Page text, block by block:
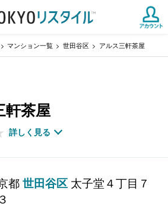
マンション一覧 世田谷区 アルス三軒茶屋
軒茶屋
詳しく見る
都世田谷区 太子堂４丁目７